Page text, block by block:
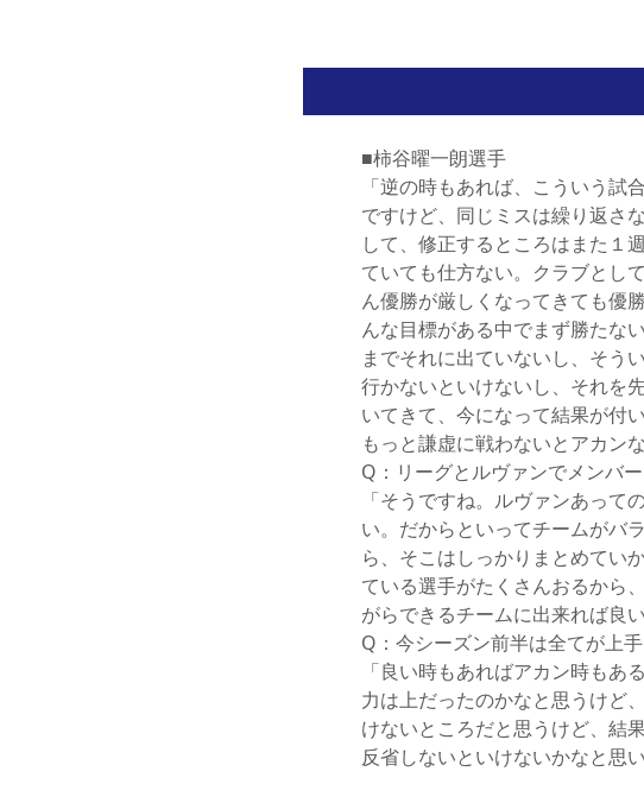
■柿谷曜一朗選手
「逆の時もあれば、こういう
ですけど、同じミスは繰り返さ
して、修正するところはまた１
ていても仕方ない。クラブとし
ん優勝が厳しくなってきても優
んな目標がある中でまず勝たな
までそれに出ていないし、そう
行かないといけないし、それを
いてきて、今になって結果が付
もっと謙虚に戦わないとアカン
Q：リーグとルヴァンでメンバ
「そうですね。ルヴァンあっ
い。だからといってチームがバ
ら、そこはしっかりまとめてい
ている選手がたくさんおるから
がらできるチームに出来れば良
Q：今シーズン前半は全てが上
「良い時もあればアカン時も
力は上だったのかなと思うけど
けないところだと思うけど、結
反省しないといけないかなと思い